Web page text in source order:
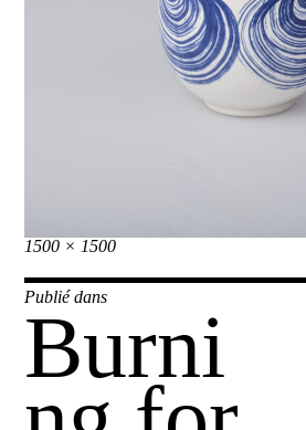
Taille
réelle
1500 × 1500
de
l’article
Publié dans
Burni